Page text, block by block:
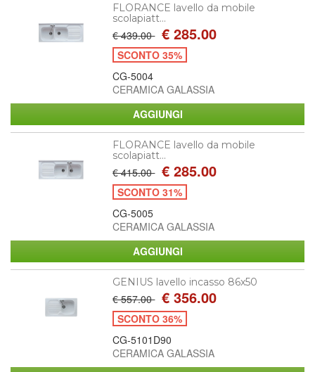
FLORANCE lavello da mobile
scolapiatt...
€ 439.00 € 285.00
SCONTO 35%
CG-5004
CERAMICA GALASSIA
FLORANCE lavello da mobile
scolapiatt...
€ 415.00 € 285.00
SCONTO 31%
CG-5005
CERAMICA GALASSIA
GENIUS lavello incasso 86x50
€ 557.00 € 356.00
SCONTO 36%
CG-5101D90
CERAMICA GALASSIA